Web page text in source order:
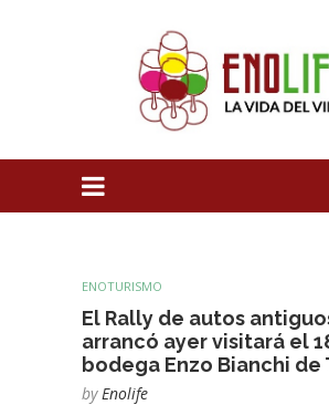
ENOTURISMO
El Rally de autos
arrancó ayer visitará el
bodega Enzo Bianchi de
by Enolife